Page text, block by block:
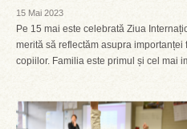
15 Mai 2023
Pe 15 mai este celebrată Ziua
merită să reflectăm asupra
copiilor. Familia este primul și cel mai